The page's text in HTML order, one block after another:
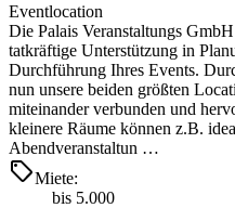
Eventlocation
Die Palais Veranstaltungs
tatkräftige Unterstützung in
Durchführung Ihres Events.
nun unsere beiden größten
miteinander verbunden und
kleinere Räume können z.B.
Abendveranstaltun …
Miete:
bis 5.000